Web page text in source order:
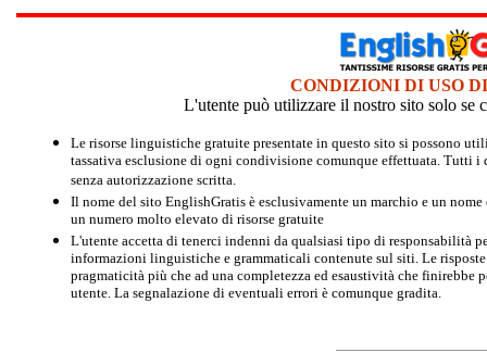
CONDIZIONI DI USO
L'utente può utilizzare il nostro sito solo se
Le risorse linguistiche gratuite presentate in questo sito si possono
tassativa esclusione di ogni condivisione comunque effettuata. Tutti
senza autorizzazione scritta.
Il nome del sito EnglishGratis è esclusivamente un marchio e un
un numero molto elevato di risorse gratuite
L'utente accetta di tenerci indenni da qualsiasi tipo di responsabilità
informazioni linguistiche e grammaticali contenute sul siti. Le
pragmaticità più che ad una completezza ed esaustività che finirebbe
utente. La segnalazione di eventuali errori è comunque gradita.